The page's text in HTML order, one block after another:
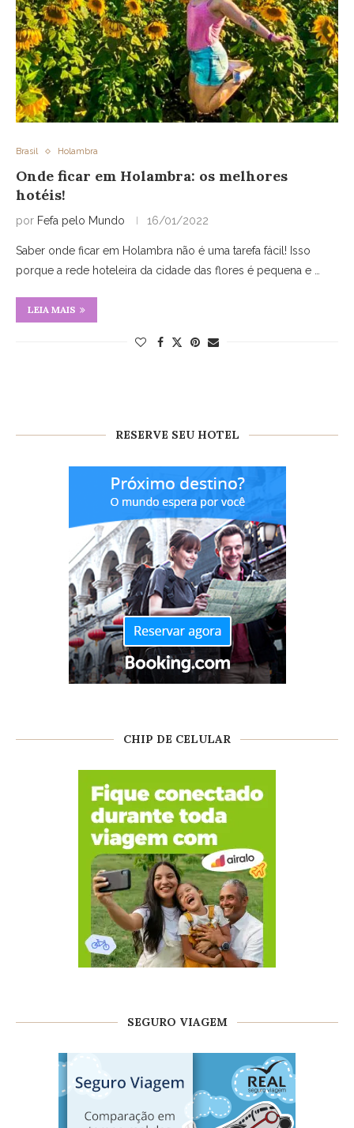
Brasil Holambra
Onde ficar em Holambra: os melhores
hotéis!
por Fefa pelo Mundo 16/01/2022
Saber onde ficar em Holambra não é uma tarefa fácil! Isso
porque a rede hoteleira da cidade das flores é pequena e …
LEIA MAIS
RESERVE SEU HOTEL
CHIP DE CELULAR
SEGURO VIAGEM